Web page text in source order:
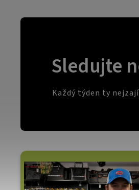
Sledujte
Každý týden ty